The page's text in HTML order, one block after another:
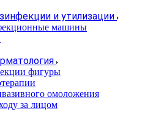
и утилизации
машины
фигуры
омоложения
за лицом